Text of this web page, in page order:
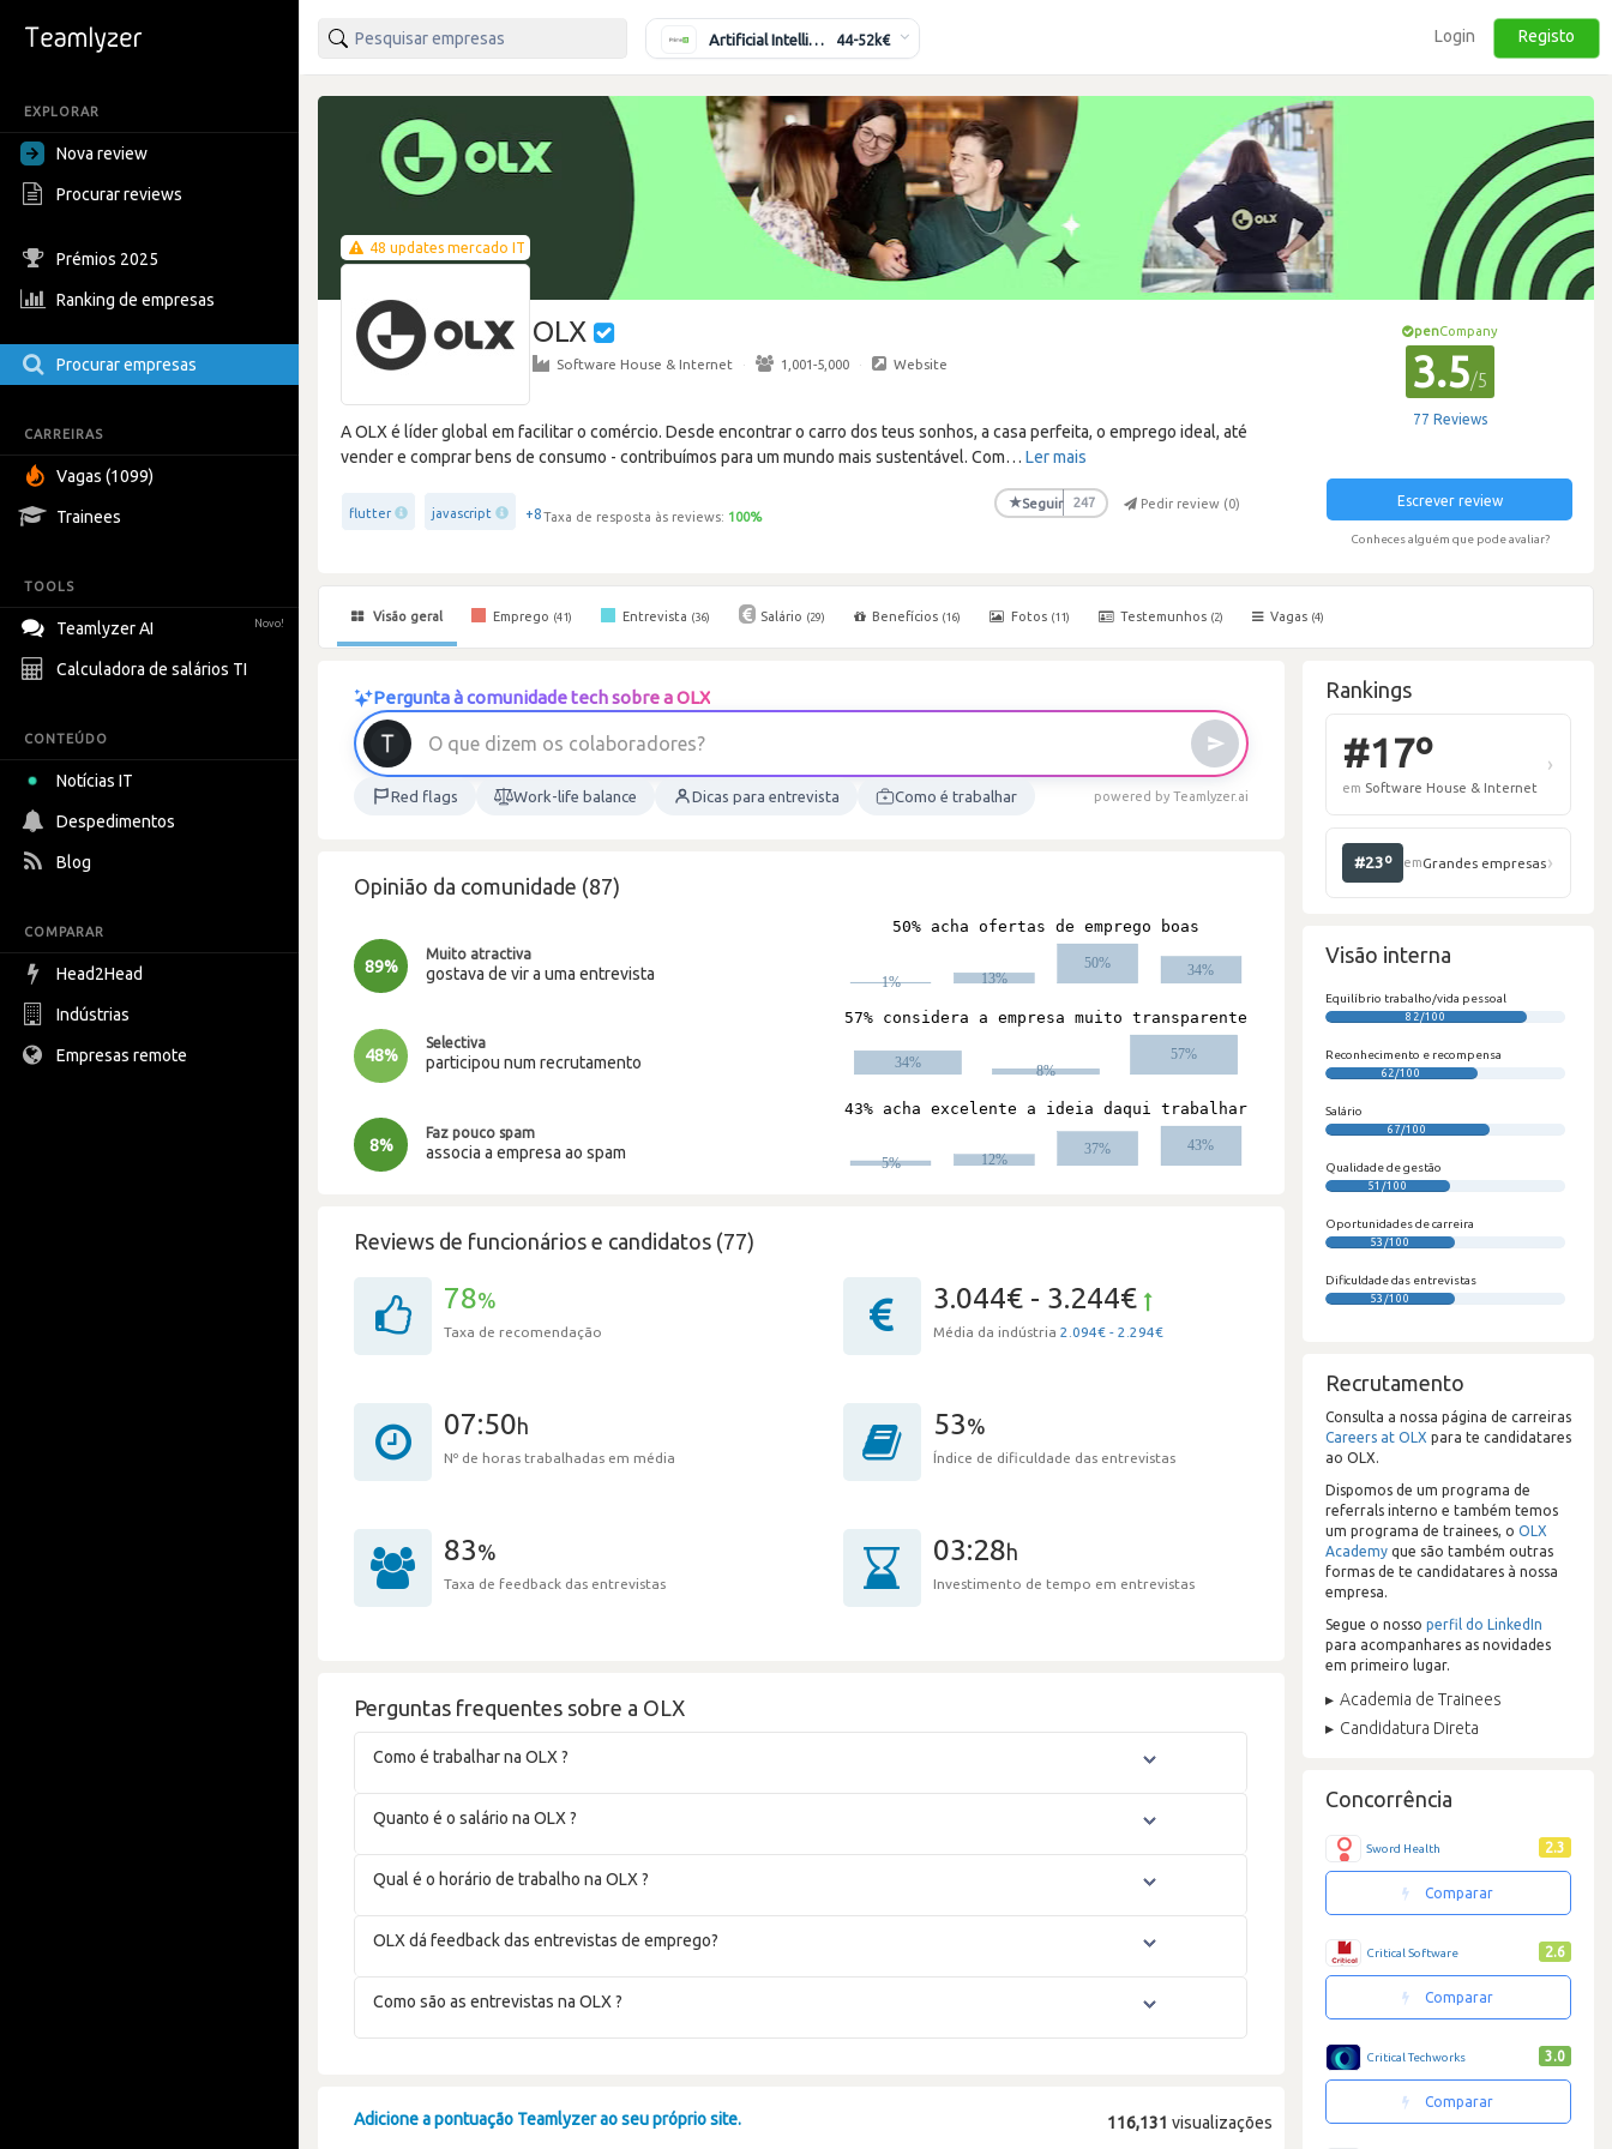
EXPLORAR
Nova review
Procurar reviews
Prémios 2025
Ranking de empresas
Procurar empresas
CARREIRAS
Vagas (1099)
Trainees
TOOLS
Teamlyzer AI Novo!
Calculadora de salários TI
CONTEÚDO
Notícias IT
Despedimentos
Blog
COMPARAR
Head2Head
Indústrias
Empresas remote
Artificial Intelligence Engineer 44-52k€ Login Registo
48 updates mercado IT
OLX
Software House & Internet · 1,001-5,000 · Website
A OLX é líder global em facilitar o comércio. Desde encontrar o carro dos teus sonhos, a casa perfeita, o emprego ideal, até
vender e comprar bens de consumo - contribuímos para um mundo mais sustentável. Com… Ler mais
flutter javascript +8Taxa de resposta às reviews: 100%
★Seguir 247 Pedir review (0)
penCompany
3.5/5
77 Reviews
Escrever review
Conheces alguém que pode avaliar?
Visão geral Emprego (41) Entrevista (36) Salário (29) Benefícios (16) Fotos (11) Testemunhos (2) Vagas (4)
Pergunta à comunidade tech sobre a OLX
O que d izem os colaborad ores?
Red flags Work-life balance Dicas para entrevista Como é trabalhar powered by Teamlyzer.ai
Opinião da comunidade (87)
89%
Muito atractiva
gostava de vir a uma entrevista
48%
Selectiva
participou num recrutamento
8%
Faz pouco spam
associa a empresa ao spam
Reviews de funcionários e candidatos (77)
78%
Taxa de recomendação
3.044€ - 3.244€
Média da indústria 2.094€ - 2.294€
07:50h
Nº de horas trabalhadas em média
53%
Índice de dificuldade das entrevistas
83%
Taxa de feedback das entrevistas
03:28h
Investimento de tempo em entrevistas
Perguntas frequentes sobre a OLX
Como é trabalhar na OLX ?
Quanto é o salário na OLX ?
Qual é o horário de trabalho na OLX ?
OLX dá feedback das entrevistas de emprego?
Como são as entrevistas na OLX ?
116,131 visualizações
Adicione a pontuação Teamlyzer ao seu próprio site.
Rankings
Visão interna
Equilíbrio trabalho/vida pessoal
82/100
Reconhecimento e recompensa
62/100
Salário
67/100
Qualidade de gestão
51/100
Oportunidades de carreira
53/100
Dificuldade das entrevistas
53/100
Recrutamento
Consulta a nossa página de carreiras
Careers at OLX para te candidatares
ao OLX.
Dispomos de um programa de
referrals interno e também temos
um programa de trainees, o OLX
Academyque são também outras
formas de te candidatares à nossa
empresa.
Segue o nosso perfil do LinkedIn
para acompanhares as novidades
em primeiro lugar.
Academia de Trainees
Candidatura Direta
Concorrência
Sword Health 2.3
Comparar
Critical Software 2.6
Comparar
Critical Techworks 3.0
Comparar